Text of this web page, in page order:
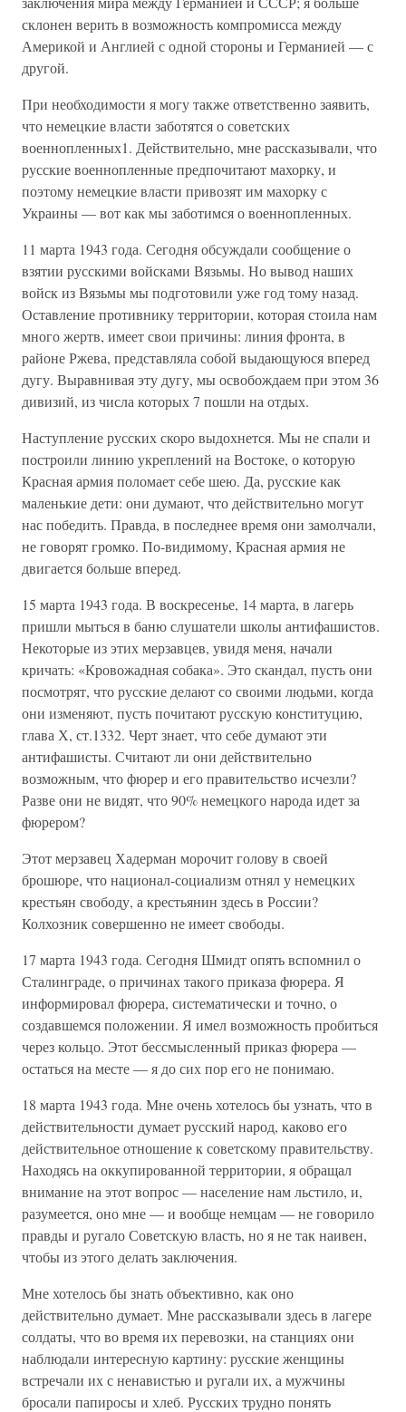
склонен верить в возможность компромисса между
Америкой и Англией с одной стороны и Германией — с
другой.
При необходимости я могу также ответственно заявить,
что немецкие власти заботятся о советских
военнопленных1. Действительно, мне рассказывали, что
русские военнопленные предпочитают махорку, и
поэтому немецкие власти привозят им махорку с
Украины — вот как мы заботимся о военнопленных.
11 марта 1943 года. Сегодня обсуждали сообщение о
взятии русскими войсками Вязьмы. Но вывод наших
войск из Вязьмы мы подготовили уже год тому назад.
Оставление противнику территории, которая стоила нам
много жертв, имеет свои причины: линия фронта, в
районе Ржева, представляла собой выдающуюся вперед
дугу. Выравнивая эту дугу, мы освобождаем при этом 36
дивизий, из числа которых 7 пошли на отдых.
Наступление русских скоро выдохнется. Мы не спали и
построили линию укреплений на Востоке, о которую
Красная армия поломает себе шею. Да, русские как
маленькие дети: они думают, что действительно могут
нас победить. Правда, в последнее время они замолчали,
не говорят громко. По-видимому, Красная армия не
двигается больше вперед.
15 марта 1943 года. В воскресенье, 14 марта, в лагерь
пришли мыться в баню слушатели школы антифашистов.
Некоторые из этих мерзавцев, увидя меня, начали
кричать: «Кровожадная собака». Это скандал, пусть они
посмотрят, что русские делают со своими людьми, когда
они изменяют, пусть почитают русскую конституцию,
глава Х, ст.1332. Черт знает, что себе думают эти
антифашисты. Считают ли они действительно
возможным, что фюрер и его правительство исчезли?
Разве они не видят, что 90% немецкого народа идет за
фюрером?
Этот мерзавец Хадерман морочит голову в своей
брошюре, что национал-социализм отнял у немецких
крестьян свободу, а крестьянин здесь в России?
Колхозник совершенно не имеет свободы.
17 марта 1943 года. Сегодня Шмидт опять вспомнил о
Сталинграде, о причинах такого приказа фюрера. Я
информировал фюрера, систематически и точно, о
создавшемся положении. Я имел возможность пробиться
через кольцо. Этот бессмысленный приказ фюрера —
остаться на месте — я до сих пор его не понимаю.
18 марта 1943 года. Мне очень хотелось бы узнать, что в
действительности думает русский народ, каково его
действительное отношение к советскому правительству.
Находясь на оккупированной территории, я обращал
внимание на этот вопрос — население нам льстило, и,
разумеется, оно мне — и вообще немцам — не говорило
правды и ругало Советскую власть, но я не так наивен,
чтобы из этого делать заключения.
Мне хотелось бы знать объективно, как оно
действительно думает. Мне рассказывали здесь в лагере
солдаты, что во время их перевозки, на станциях они
наблюдали интересную картину: русские женщины
встречали их с ненавистью и ругали их, а мужчины
бросали папиросы и хлеб. Русских трудно понять